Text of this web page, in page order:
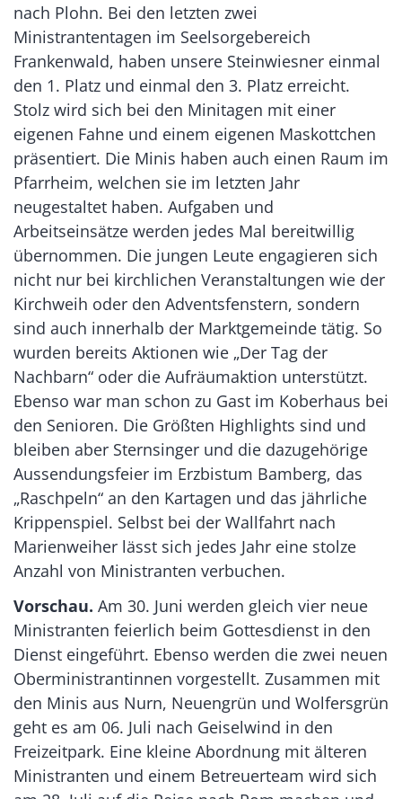
nach Plohn. Bei den letzten zwei
Ministrantentagen im Seelsorgebereich
Frankenwald, haben unsere Steinwiesner einmal
den 1. Platz und einmal den 3. Platz erreicht.
Stolz wird sich bei den Minitagen mit einer
eigenen Fahne und einem eigenen Maskottchen
präsentiert. Die Minis haben auch einen Raum im
Pfarrheim, welchen sie im letzten Jahr
neugestaltet haben. Aufgaben und
Arbeitseinsätze werden jedes Mal bereitwillig
übernommen. Die jungen Leute engagieren sich
nicht nur bei kirchlichen Veranstaltungen wie der
Kirchweih oder den Adventsfenstern, sondern
sind auch innerhalb der Marktgemeinde tätig. So
wurden bereits Aktionen wie „Der Tag der
Nachbarn“ oder die Aufräumaktion unterstützt.
Ebenso war man schon zu Gast im Koberhaus bei
den Senioren. Die Größten Highlights sind und
bleiben aber Sternsinger und die dazugehörige
Aussendungsfeier im Erzbistum Bamberg, das
„Raschpeln“ an den Kartagen und das jährliche
Krippenspiel. Selbst bei der Wallfahrt nach
Marienweiher lässt sich jedes Jahr eine stolze
Anzahl von Ministranten verbuchen.
Vorschau. Am 30. Juni werden gleich vier neue
Ministranten feierlich beim Gottesdienst in den
Dienst eingeführt. Ebenso werden die zwei neuen
Oberministrantinnen vorgestellt. Zusammen mit
den Minis aus Nurn, Neuengrün und Wolfersgrün
geht es am 06. Juli nach Geiselwind in den
Freizeitpark. Eine kleine Abordnung mit älteren
Ministranten und einem Betreuerteam wird sich